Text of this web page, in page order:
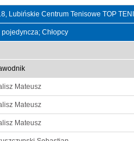
Lubińskie Centrum Tenisowe TOP
Chłopcy
Mateusz
Mateusz
Mateusz